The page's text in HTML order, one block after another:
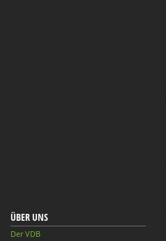
ÜBER UNS
Der VDB